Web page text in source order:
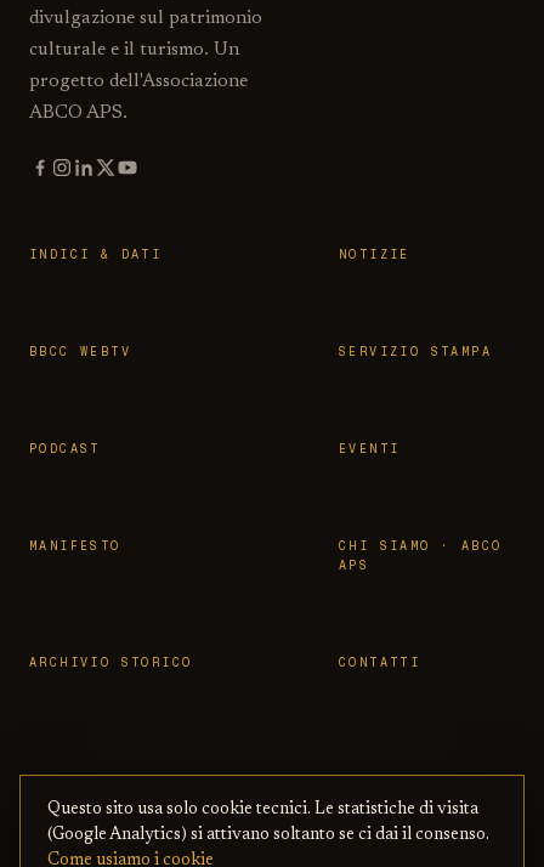
divulgazione sul patrimonio
culturale e il turismo. Un
progetto dell'Associazione
ABCO APS.
INDICI & DATI NOTIZIE
BBCC WEBTV SERVIZIO STAMPA
PODCAST EVENTI
MANIFESTO
CHI SIAMO · ABCO
APS
ARCHIVIO STORICO CONTATTI
© 2026 OSSERVATORIO BBCC ·
ASSOCIAZIONE ABCO APS— CON BENI
CULTURALI ONLINE
PRIVACY
·COOKIE·
Questo sito usa solo cookie tecnici. Le statistiche di visita
(Google Analytics) si attivano soltanto se ci dai il consenso.
Come usiamo i cookie